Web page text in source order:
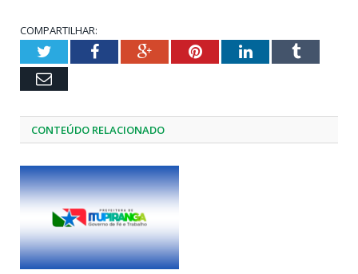
COMPARTILHAR:
TwitterFacebookGoogle+PinterestLinkedInTumblr
Email
CONTEÚDO RELACIONADO